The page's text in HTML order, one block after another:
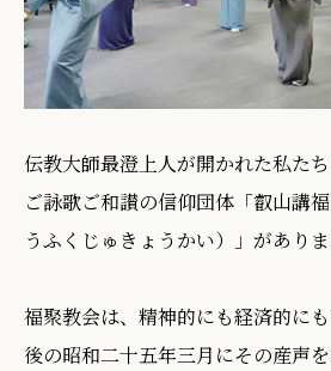
伝教大師最澄上人が開かれた私た
ご詠歌ご和讃の信仰団体「叡山講
うふくじゅきょうかい）」がありま
福聚教会は、精神的にも経済的に
後の昭和二十五年三月にその産声